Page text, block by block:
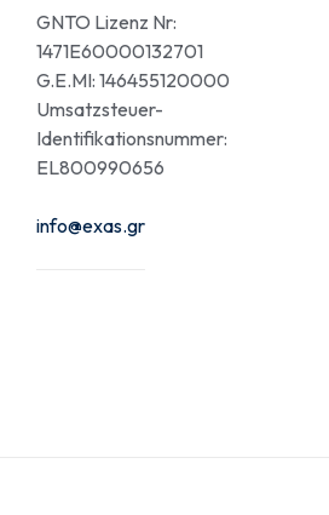
GNTO Lizenz Nr:
1471E60000132701
G.E.MI: 146455120000
Umsatzsteuer-
Identifikationsnummer:
EL800990656
info@exas.gr